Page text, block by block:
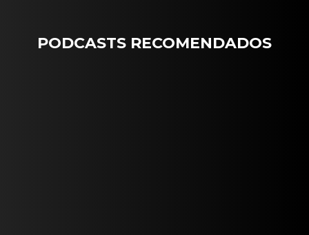
PODCASTS RECOMENDADOS